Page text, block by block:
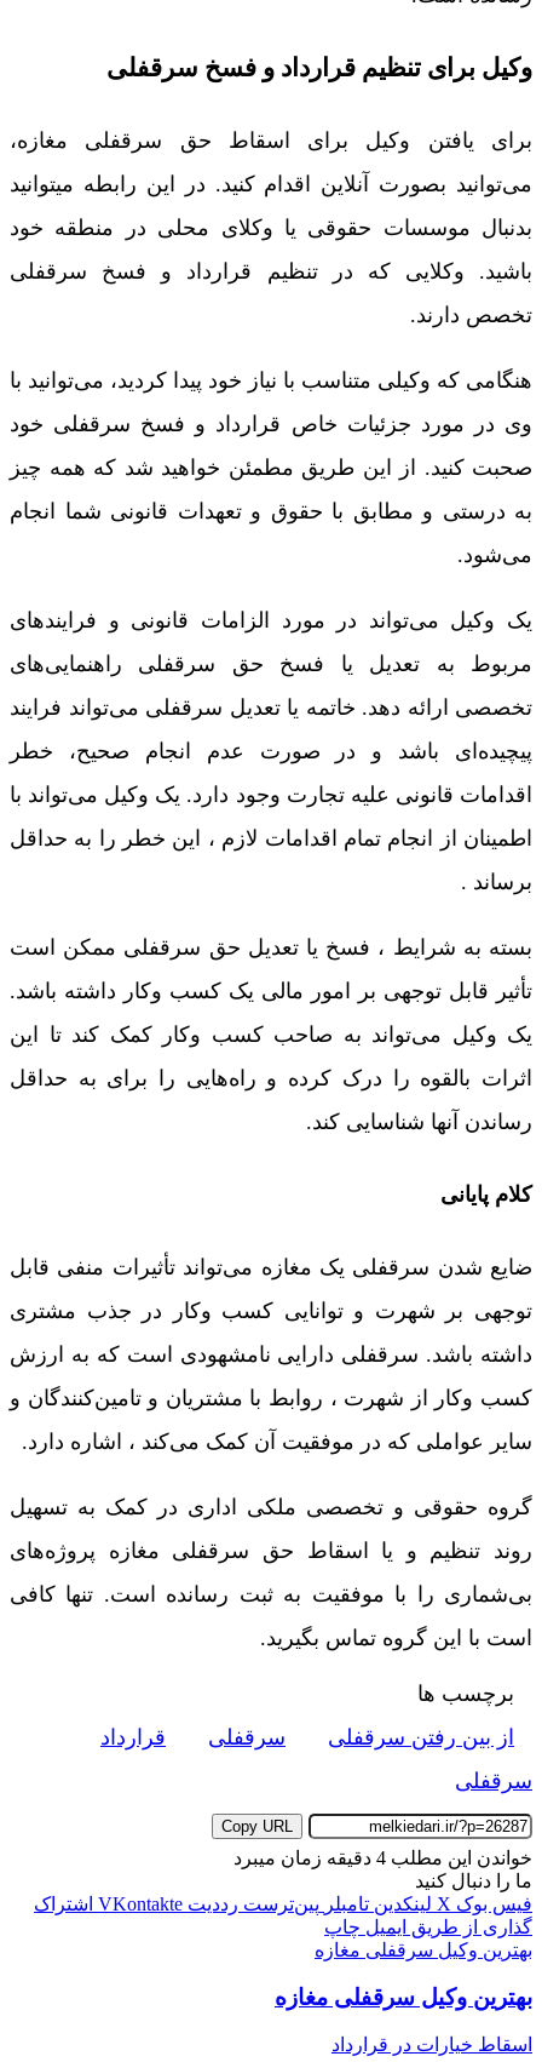
وکیل برای تنظیم قرارداد و فسخ سرقفلی
برای یافتن وکیل برای اسقاط حق سرقفلی مغازه،
می‌توانید بصورت آنلاین اقدام کنید. در این رابطه میتوانید
بدنبال موسسات حقوقی یا وکلای محلی در منطقه خود
باشید. وکلایی که در تنظیم قرارداد و فسخ سرقفلی
تخصص دارند.
هنگامی که وکیلی متناسب با نیاز خود پیدا کردید، می‌توانید با
وی در مورد جزئیات خاص قرارداد و فسخ سرقفلی خود
صحبت کنید. از این طریق مطمئن خواهید شد که همه چیز
به درستی و مطابق با حقوق و تعهدات قانونی شما انجام
می‌شود.
یک وکیل می‌تواند در مورد الزامات قانونی و فرایندهای
مربوط به تعدیل یا فسخ حق سرقفلی راهنمایی‌های
تخصصی ارائه دهد. خاتمه یا تعدیل سرقفلی می‌تواند فرایند
پیچیده‌ای باشد و در صورت عدم انجام صحیح، خطر
اقدامات قانونی علیه تجارت وجود دارد. یک وکیل می‌تواند با
اطمینان از انجام تمام اقدامات لازم ، این خطر را به حداقل
برساند .
بسته به شرایط ، فسخ یا تعدیل حق سرقفلی ممکن است
تأثیر قابل توجهی بر امور مالی یک کسب ‌وکار داشته باشد.
یک وکیل می‌تواند به صاحب کسب‌ وکار کمک کند تا این
اثرات بالقوه را درک کرده و راه‌هایی را برای به حداقل
رساندن آنها شناسایی کند.
کلام پایانی
ضایع شدن سرقفلی یک مغازه می‌تواند تأثیرات منفی قابل
توجهی بر شهرت و توانایی کسب ‌وکار در جذب مشتری
داشته باشد. سرقفلی دارایی نامشهودی است که به ارزش
کسب‌ وکار از شهرت ، روابط با مشتریان و تامین‌کنندگان و
سایر عواملی که در موفقیت آن کمک می‌کند ، اشاره دارد.
گروه حقوقی و تخصصی ملکی اداری در کمک به تسهیل
روند تنظیم و یا اسقاط حق سرقفلی مغازه پروژه‌های
بی‌شماری را با موفقیت به ثبت رسانده است. تنها کافی
ا‌ست با این گروه تماس بگیرید.
برچسب ها
از بین رفتن سرقفلی
سرقفلی
قرارداد
سرقفلی
Copy URL
خواندن این مطلب 4 دقیقه زمان میبرد
ما را دنبال کنید
فیس بوک X لینکدین ‫تامبلر ‫پین‌ترست ‫رددیت ‫VKontakte اشتراک
گذاری از طریق ایمیل چاپ
بهترین وکیل سرقفلی مغازه
بهترین وکیل سرقفلی مغازه
اسقاط خیارات در قرارداد